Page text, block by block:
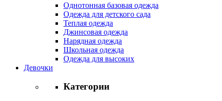
Однотонная базовая одежда
Одежда для детского сада
Теплая одежда
Джинсовая одежда
Нарядная одежда
Школьная одежда
Одежда для высоких
Девочки
Категории